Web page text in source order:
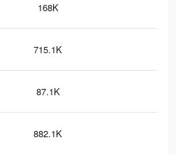
168K
715.1K
87.1K
882.1K